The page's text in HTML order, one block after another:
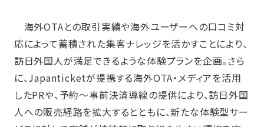
海外OTAとの取引実績や海外ユーザーへの口コミ対
応によって蓄積された集客ナレッジを活かすことにより、
訪日外国人が満足できるような体験プランを企画。さら
に、Japanticketが提携する海外OTA・メディアを活用
したPRや、予約〜事前決済導線の提供により、訪日外国
人への販売経路を拡大するとともに、新たな体験型サー